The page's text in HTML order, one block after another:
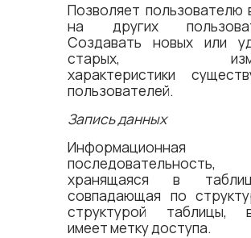
Позволяет пользователю
на других
Создавать новых или
старых,
характеристики
пользователей.
Запись данных
Информационная
последовательность,
хранящаяся в
совпадающая по
структурой таблицы,
имеет метку доступа.